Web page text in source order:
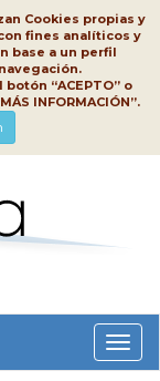
Cookies propias y
fines analíticos y
base a un perfil
“ACEPTO” o
INFORMACIÓN”.